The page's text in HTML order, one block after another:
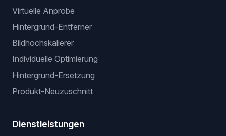
Virtuelle Anprobe
Hintergrund-Entferner
Bildhochskalierer
Individuelle Optimierung
Hintergrund-Ersetzung
Produkt-Neuzuschnitt
Dienstleistungen